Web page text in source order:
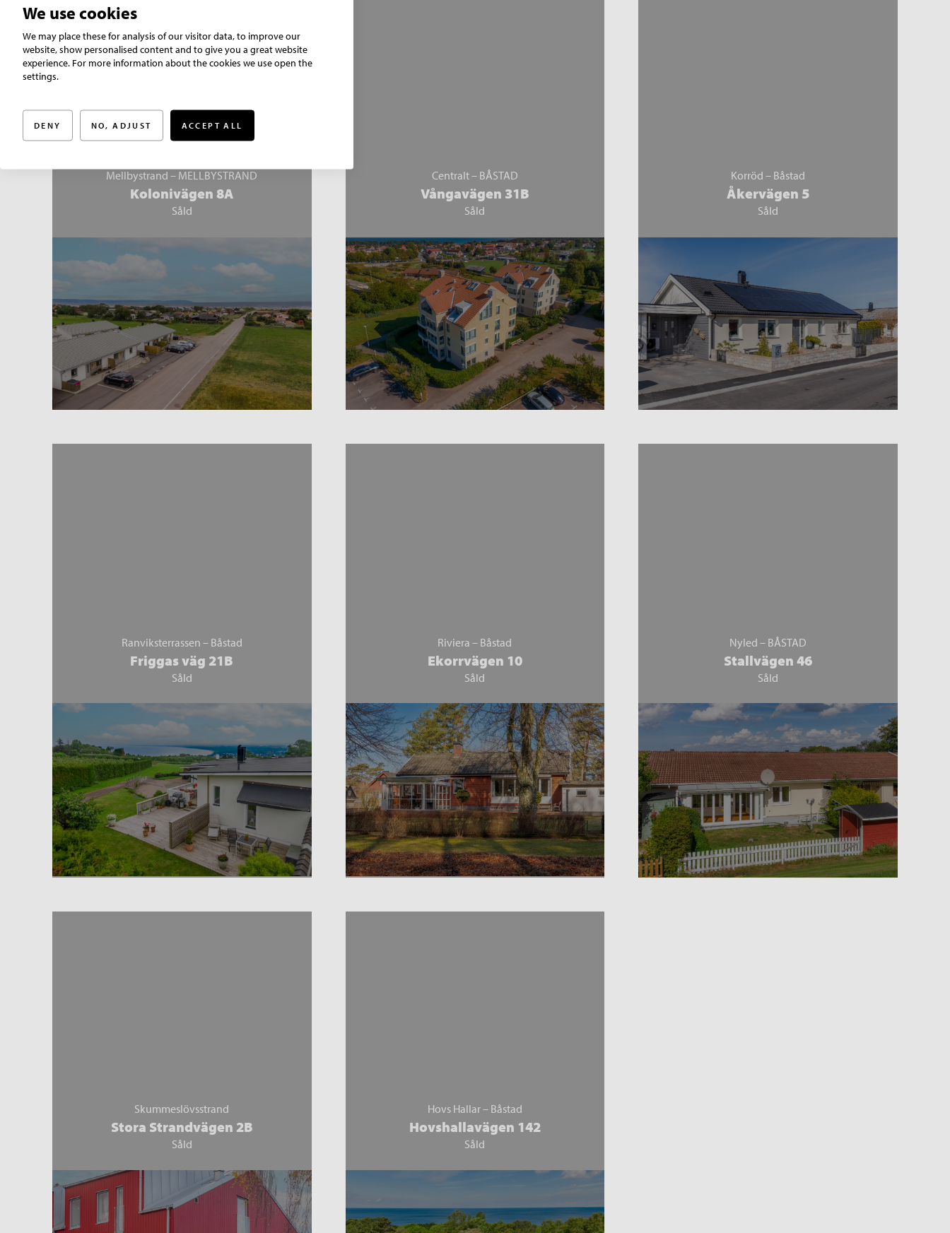
Mellbystrand – MELLBYSTRAND
Kolonivägen 8A
Såld
Centralt – BÅSTAD
Vångavägen 31B
Såld
Korröd – Båstad
Åkervägen 5
Såld
Ranviksterrassen – Båstad
Friggas väg 21B
Såld
Riviera – Båstad
Ekorrvägen 10
Såld
Nyled – BÅSTAD
Stallvägen 46
Såld
Skummeslövsstrand
Stora Strandvägen 2B
Såld
Hovs Hallar – Båstad
Hovshallavägen 142
Såld
We use cookies
We may place these for analysis of our visitor data, to improve our
website, show personalised content and to give you a great website
experience. For more information about the cookies we use open the
settings.
DENY NO, ADJUST ACCEPT ALL